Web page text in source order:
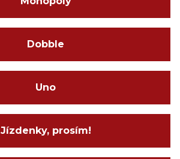
Dobble
Uno
Jízdenky, prosím!